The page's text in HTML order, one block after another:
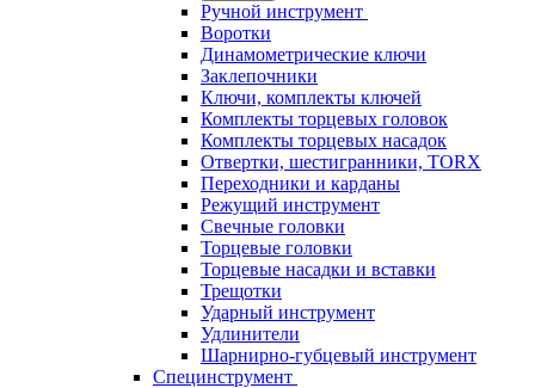
Ручной инструмент
Воротки
Динамометрические ключи
Заклепочники
Ключи, комплекты ключей
Комплекты торцевых головок
Комплекты торцевых насадок
Отвертки, шестигранники, TORX
Переходники и карданы
Режущий инструмент
Свечные головки
Торцевые головки
Торцевые насадки и вставки
Трещотки
Ударный инструмент
Удлинители
Шарнирно-губцевый инструмент
Специнструмент